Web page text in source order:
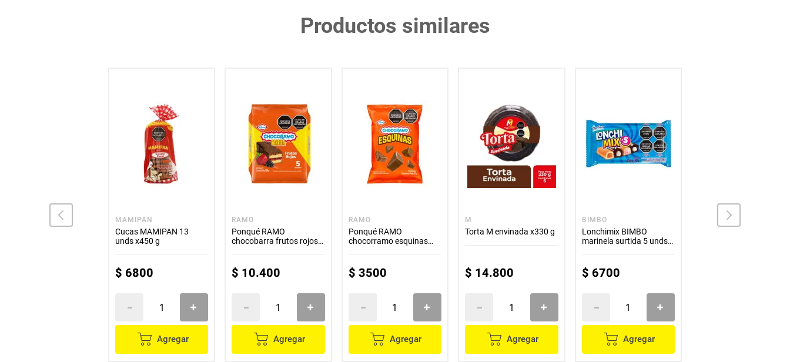
Productos similares
MAMIPAN
Cucas MAMIPAN 13
unds x450 g
$ 6800
Agregar
RAMO
Ponqué RAMO
chocobarra frutos rojos
$ 10.400
Agregar
RAMO
Ponqué RAMO
chocorramo esquinas
$ 3500
Agregar
M
Torta M envinada x330 g
$ 14.800
Agregar
BIMBO
Lonchimix BIMBO
marinela surtida 5 unds
$ 6700
Agregar